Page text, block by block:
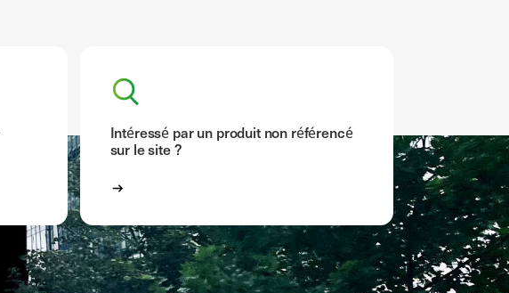
Intéressé par un produit non référencé
sur le site ?